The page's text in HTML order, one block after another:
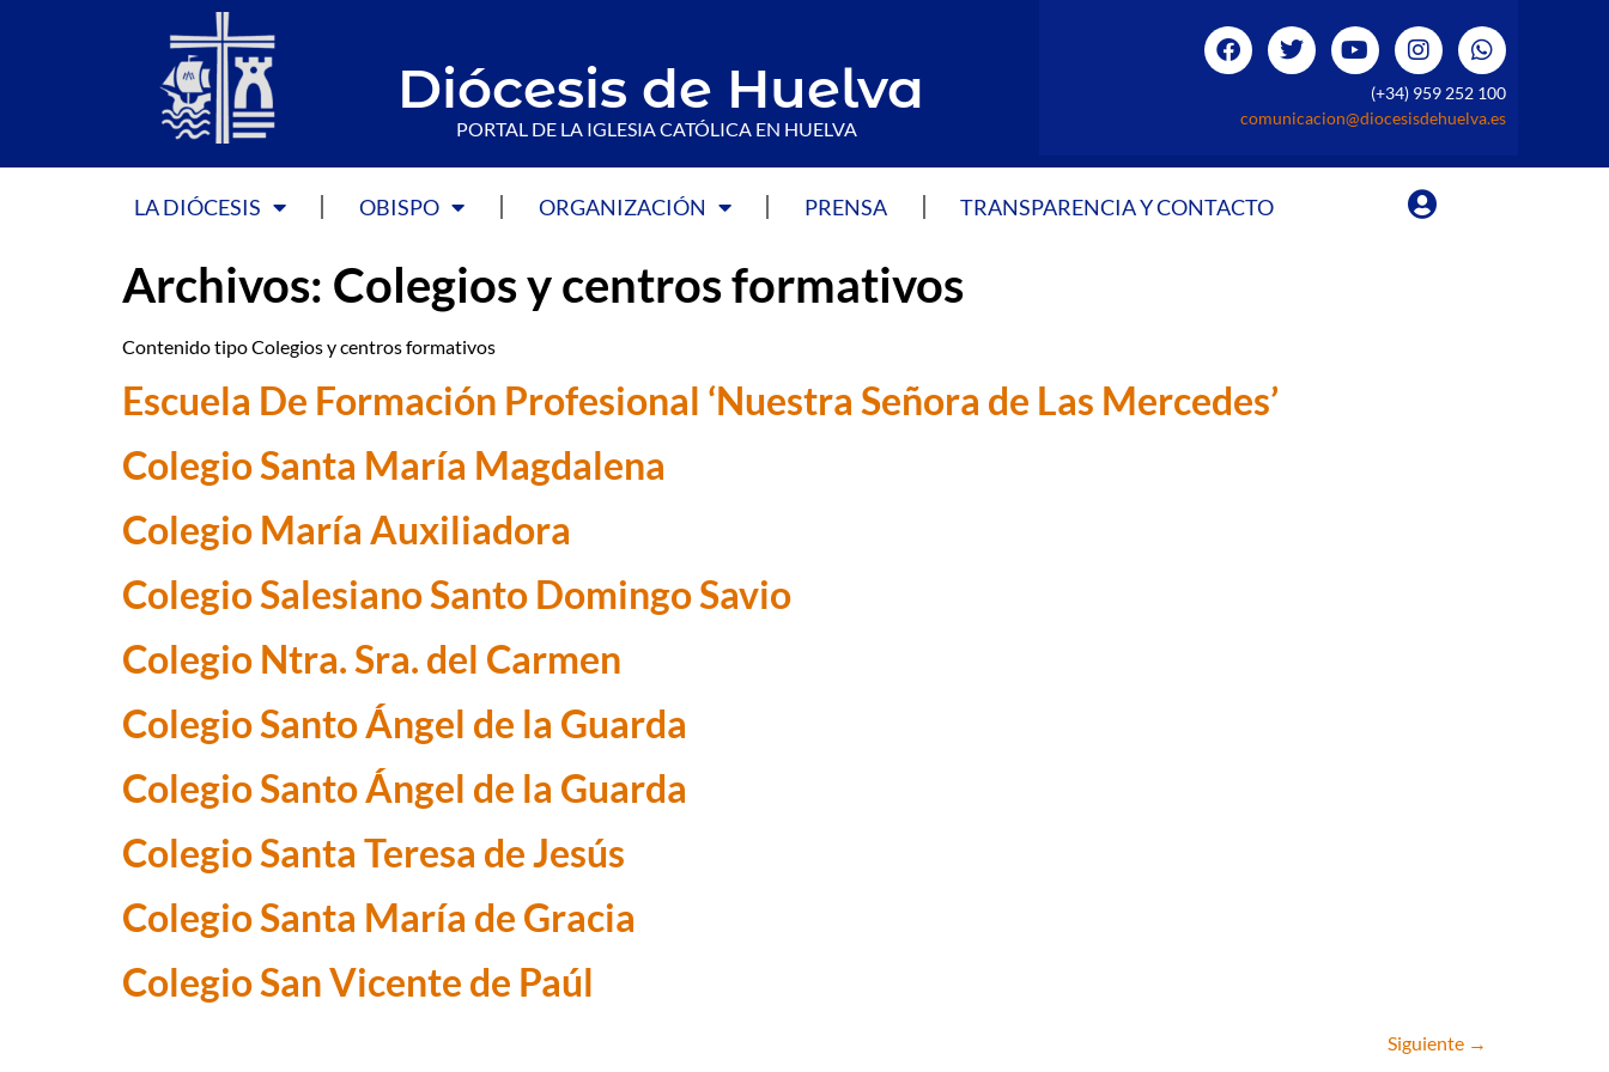
Diócesis de Huelva
PORTAL DE LA IGLESIA CATÓLICA EN HUELVA
(+34) 959 252 100
comunicacion@diocesisdehuelva.es
LA DIÓCESIS OBISPO ORGANIZACIÓN PRENSA TRANSPARENCIA Y CONTACTO
Archivos: Colegios y centros formativos
Contenido tipo Colegios y centros formativos
Escuela De Formación Profesional ‘Nuestra Señora de Las Mercedes’
Colegio Santa María Magdalena
Colegio María Auxiliadora
Colegio Salesiano Santo Domingo Savio
Colegio Ntra. Sra. del Carmen
Colegio Santo Ángel de la Guarda
Colegio Santo Ángel de la Guarda
Colegio Santa Teresa de Jesús
Colegio Santa María de Gracia
Colegio San Vicente de Paúl
Siguiente →